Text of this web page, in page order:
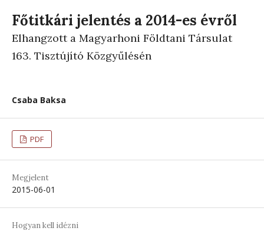
Főtitkári jelentés a 2014-es évről
Elhangzott a Magyarhoni Földtani Társulat
163. Tisztújító Közgyűlésén
Csaba Baksa
PDF
Megjelent
2015-06-01
Hogyan kell idézni